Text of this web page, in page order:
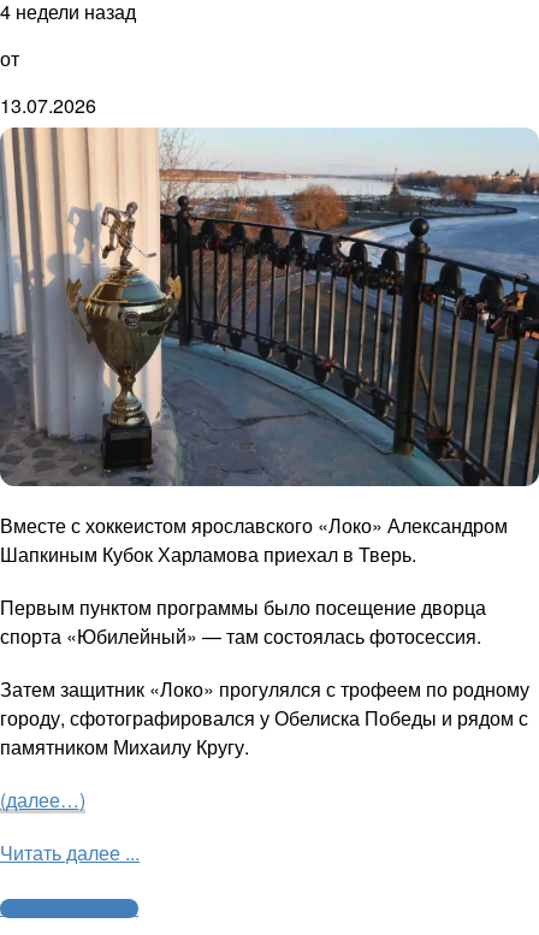
4 недели назад
от
13.07.2026
Вместе с хоккеистом ярославского «Локо» Александром
Шапкиным Кубок Харламова приехал в Тверь.
Первым пунктом программы было посещение дворца
спорта «Юбилейный» — там состоялась фотосессия.
Затем защитник «Локо» прогулялся с трофеем по родному
городу, сфотографировался у Обелиска Победы и рядом с
памятником Михаилу Кругу.
(далее…)
Читать далее ...
Молодежный хоккей